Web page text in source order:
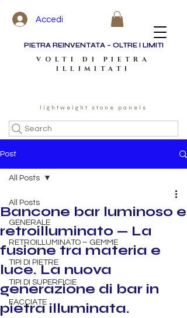
Accedi
Search
PIETRA REINVENTATA – OLTRE I LIMITI
VOLTI DI PIETRA
ILLIMITATI
lightweight stone panels
Post
All Posts
GENERALE
RETROILLUMINATO – GEMME
TIPI DI PIETRE
TIPI DI SUPERFICIE
FACCIATE
All Posts
Bancone bar luminoso e
retroilluminato — La
fusione tra materia e
luce. La nuova
generazione di bar in
pietra illuminata.